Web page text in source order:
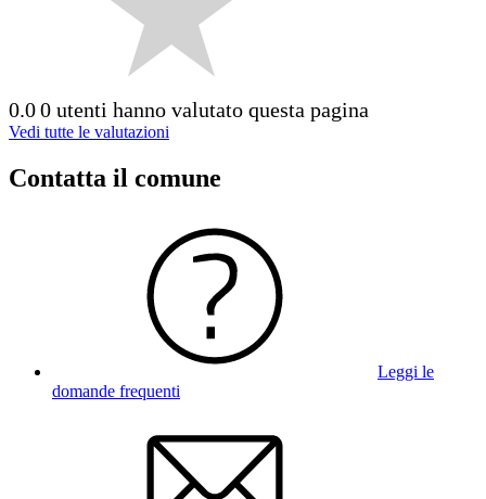
0.00 utenti hanno valutato questa pagina
Vedi tutte le valutazioni
Contatta il comune
Leggi le
domande frequenti